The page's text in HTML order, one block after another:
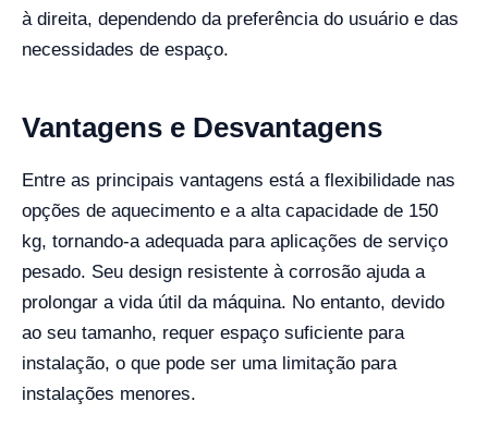
à direita, dependendo da preferência do usuário e das
necessidades de espaço.
Vantagens e Desvantagens
Entre as principais vantagens está a flexibilidade nas
opções de aquecimento e a alta capacidade de 150
kg, tornando-a adequada para aplicações de serviço
pesado. Seu design resistente à corrosão ajuda a
prolongar a vida útil da máquina. No entanto, devido
ao seu tamanho, requer espaço suficiente para
instalação, o que pode ser uma limitação para
instalações menores.